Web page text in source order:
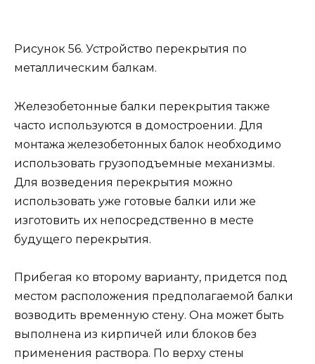
Рисунок 56. Устройство перекрытия по
металлическим балкам.
Железобетонные балки перекрытия также
часто используются в домостроении. Для
монтажа железобетонных балок необходимо
использовать грузоподъемные механизмы.
Для возведения перекрытия можно
использовать уже готовые балки или же
изготовить их непосредственно в месте
будущего перекрытия.
Прибегая ко второму варианту, придется под
местом расположения предполагаемой балки
возводить временную стену. Она может быть
выполнена из кирпичей или блоков без
применения раствора. По верху стены